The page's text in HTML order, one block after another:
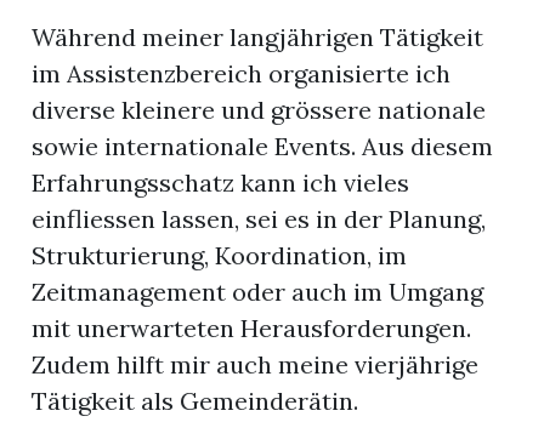
Während meiner langjährigen Tätigkeit
im Assistenzbereich organisierte ich
diverse kleinere und grössere nationale
sowie internationale Events. Aus diesem
Erfahrungsschatz kann ich vieles
einfliessen lassen, sei es in der Planung,
Strukturierung, Koordination, im
Zeitmanagement oder auch im Umgang
mit unerwarteten Herausforderungen.
Zudem hilft mir auch meine vierjährige
Tätigkeit als Gemeinderätin.